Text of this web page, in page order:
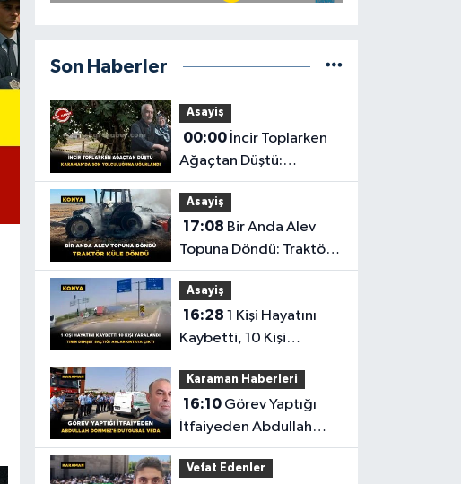
Son Haberler
Asayiş
00:00İncir Toplarken
Ağaçtan Düştü:
Karaman'da Son
Yolculuğuna Uğurlandı
Asayiş
17:08
Topuna Döndü: Traktör
Küle Döndü
Asayiş
16:28
Kaybetti, 10 Kişi
Yaralandı! Tırın Dehşet
Saçtığı Anlar Ortaya
Çıktı
Karaman Haberleri
16:10Görev Yaptığı
İtfaiyeden Abdullah
Dönmez'e Duygusal
Veda
Vefat Edenler